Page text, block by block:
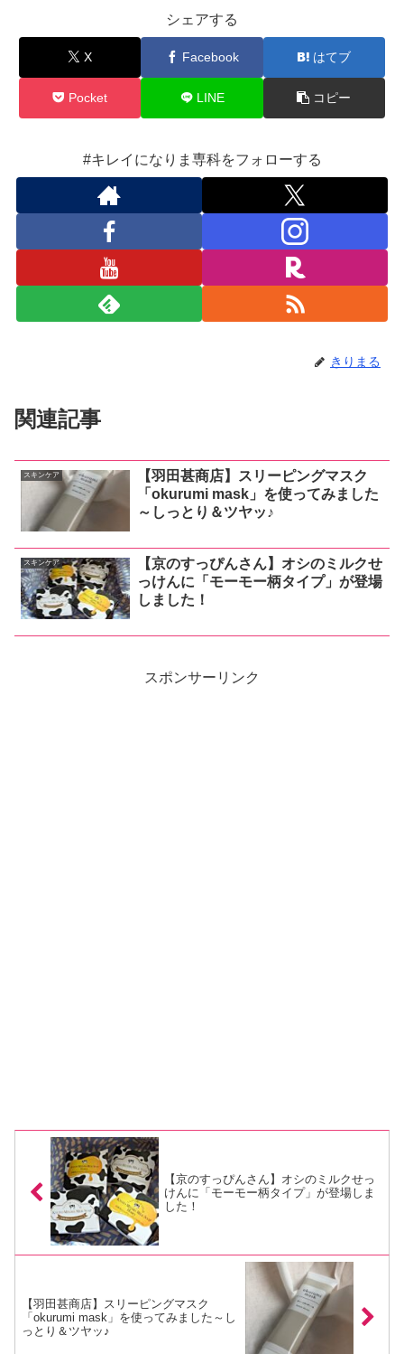
シェアする
X Facebook はてブ
Pocket LINE コピー
#キレイになりま専科をフォローする
きりまる
関連記事
スキンケア
【羽田甚商店】スリーピングマスク
「okurumi mask」を使ってみました
～しっとり＆ツヤッ♪
スキンケア
【京のすっぴんさん】オシのミルクせ
っけんに「モーモー柄タイプ」が登場
しました！
スポンサーリンク
【京のすっぴんさん】オシのミルクせっ
けんに「モーモー柄タイプ」が登場しま
した！
【羽田甚商店】スリーピングマスク
「okurumi mask」を使ってみました～し
っとり＆ツヤッ♪